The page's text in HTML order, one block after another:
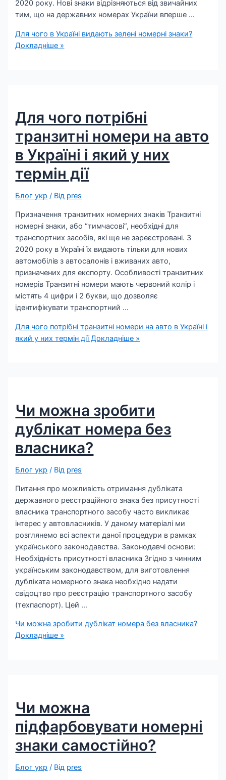
2020 року. Нові знаки відрізняються від звичайних
тим, що на державних номерах України вперше …
Для чого в Україні видають зелені номерні знаки?
Докладніше »
Для чого потрібні
транзитні номери на авто
в Україні і який у них
термін дії
Блог укр / Від pres
Призначення транзитних номерних знаків Транзитні
номерні знаки, або “тимчасові”, необхідні для
транспортних засобів, які ще не зареєстровані. З
2020 року в Україні їх видають тільки для нових
автомобілів з автосалонів і вживаних авто,
призначених для експорту. Особливості транзитних
номерів Транзитні номери мають червоний колір і
містять 4 цифри і 2 букви, що дозволяє
ідентифікувати транспортний …
Для чого потрібні транзитні номери на авто в Україні і
який у них термін діїДокладніше »
Чи можна зробити
дублікат номера без
власника?
Блог укр / Від pres
Питання про можливість отримання дубліката
державного реєстраційного знака без присутності
власника транспортного засобу часто викликає
інтерес у автовласників. У даному матеріалі ми
розглянемо всі аспекти даної процедури в рамках
українського законодавства. Законодавчі основи:
Необхідність присутності власника Згідно з чинним
українським законодавством, для виготовлення
дубліката номерного знака необхідно надати
свідоцтво про реєстрацію транспортного засобу
(техпаспорт). Цей …
Чи можна зробити дублікат номера без власника?
Докладніше »
Чи можна
підфарбовувати номерні
знаки самостійно?
Блог укр / Від pres